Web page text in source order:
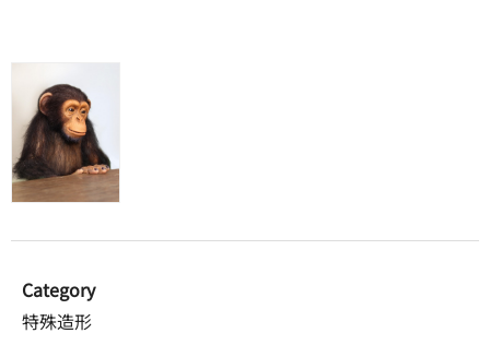
Category
特殊造形